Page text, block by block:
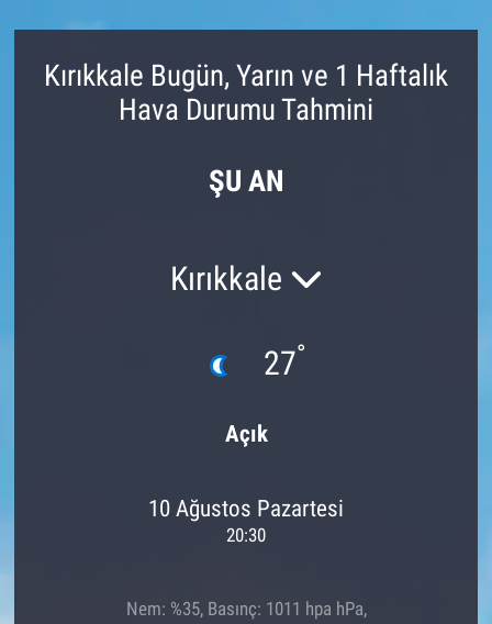
Kırıkkale Bugün, Yarın ve 1 Haftalık
Hava Durumu Tahmini
ŞU AN
Kırıkkale
27°
Açık
10 Ağustos Pazartesi
20:30
Nem: %35, Basınç: 1011 hpa hPa,